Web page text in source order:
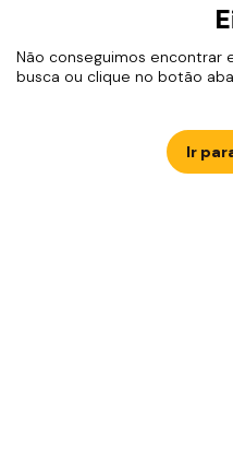
Não conseguimos encontrar
busca ou clique no botão
Ir